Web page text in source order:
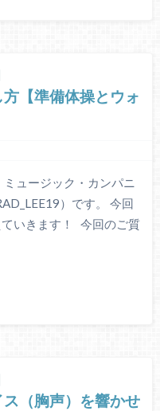
方【準備体操とウォ
ュージック・カンパニ
）です。 今回
いきます！ 今回のご質
ス（胸声）を響かせ